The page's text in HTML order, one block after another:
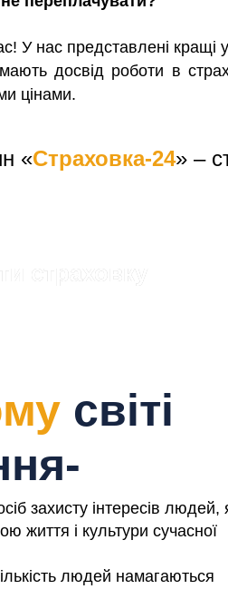
У нас представлені
досвід роботи в
цінами.
«Страховка-24» –
світі
захисту інтересів людей,
життя і культури сучасної
людей намагаються